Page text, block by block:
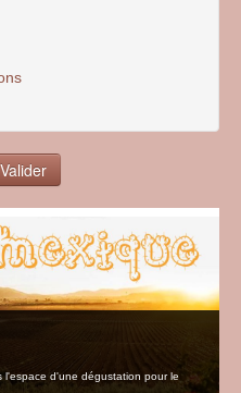
Valider
d'une dégustation pour le